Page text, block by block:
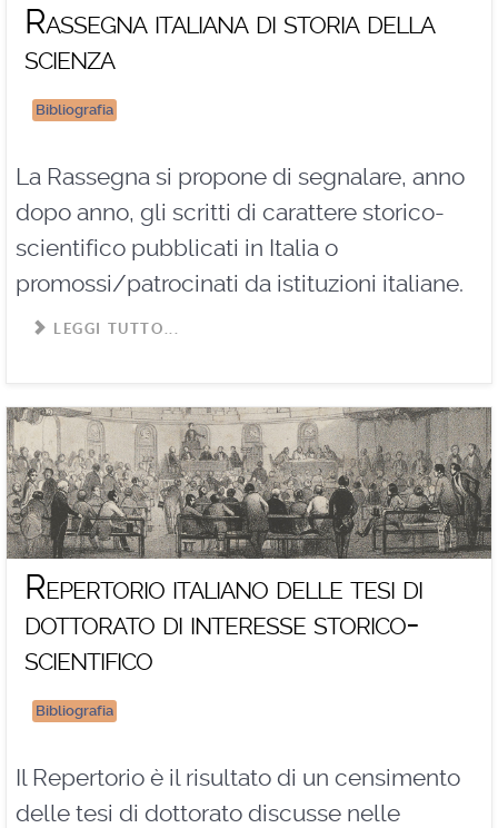
Rassegna italiana di storia della
scienza
Bibliografia
La Rassegna si propone di segnalare, anno
dopo anno, gli scritti di carattere storico-
scientifico pubblicati in Italia o
promossi/patrocinati da istituzioni italiane.
LEGGI TUTTO...
Repertorio italiano delle tesi di
dottorato di interesse storico-
scientifico
Bibliografia
Il Repertorio è il risultato di un censimento
delle tesi di dottorato discusse nelle